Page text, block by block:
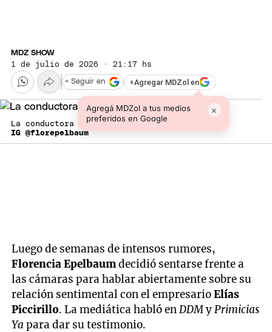
MDZ SHOW
1 de julio de 2026 · 21:17 hs
+Agregar MDZol en
Agregá MDZol a tus medios
preferidos en Google
×
+ Seguir en
La conductora y escribana rompió el silencio.
IG @florepelbaum
Luego de semanas de intensos rumores,
Florencia Epelbaumdecidió sentarse frente a
las cámaras para hablar abiertamente sobre su
relación sentimental con el empresarioElías
Piccirillo. La mediática habló enDDMyPrimicias
Ya para dar su testimonio.